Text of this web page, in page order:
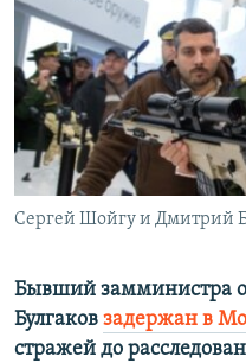
ПРОПАВШИЕ БЕЗ ВЕСТИ
ПОБЕДИТЕЛЕЙ НЕ СУДЯТ?
КРЫМ.НЕПОКОРЕННЫЙ
ELIFBE
УКРАИНСКАЯ ПРОБЛЕМА
ПРИСОЕДИНЯЙТЕСЬ!
Все сайты RFE/RL
Сергей Шойгу и Дмитрий
Бывший замминистра
Булгаков задержан в
стражей до